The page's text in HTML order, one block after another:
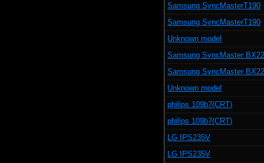
Samsung SyncMasterT190
Samsung SyncMasterT190
Unknown model
Samsung SyncMaster
Samsung SyncMaster
Unknown model
philips 109b7(CRT)
philips 109b7(CRT)
LG IPS235V
LG IPS235V